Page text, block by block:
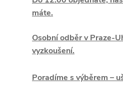
máte.
Osobní odběr v Praze-
vyzkoušení.
Poradíme s výběrem –